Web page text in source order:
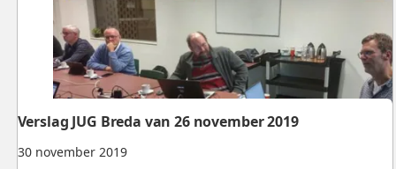
30 november 2019
Verslag JUG Breda van 26 november 2019